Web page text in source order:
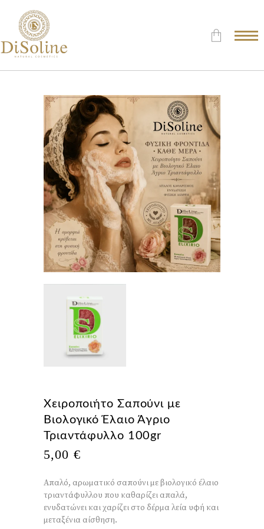
Καλάθι.
Χειροποιήτο Σαπούνι με
Βιολογικό Έλαιο Άγριο
Τριαντάφυλλο 100gr
5,00 €
Απαλό, αρωματικό σαπούνι με βιολογικό έλαιο
τριαντάφυλλου που καθαρίζει απαλά,
ενυδατώνει και χαρίζει στο δέρμα λεία υφή και
μεταξένια αίσθηση.